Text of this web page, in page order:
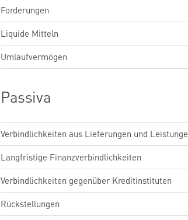
Forderungen
Liquide Mitteln
Umlaufvermögen
Passiva
Verbindlichkeiten aus Lieferungen und
Langfristige Finanzverbindlichkeiten
Verbindlichkeiten gegenüber Kreditinstituten
Rückstellungen